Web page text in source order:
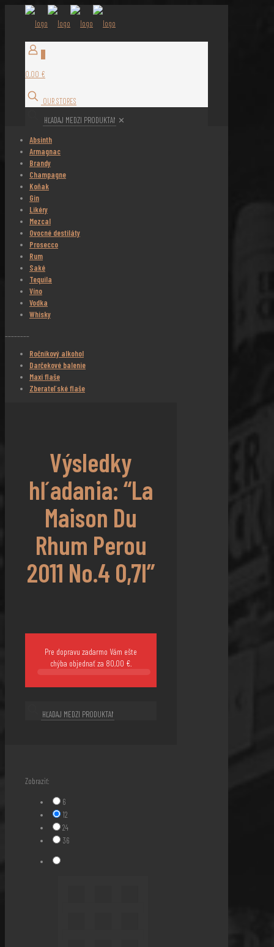
0,00 €
OUR STORES
✕
Absinth
Armagnac
Brandy
Champagne
Koňak
Gin
Likéry
Mezcal
Ovocné destiláty
Prosecco
Rum
Saké
Tequila
Víno
Vodka
Whisky
Ročníkový alkohol
Darčekové balenie
Maxi flaše
Zberateľské flaše
Výsledky
hľadania: “La
Maison Du
Rhum Perou
2011 No.4 0,7l”
Pre dopravu zadarmo Vám ešte
chýba objednať za 80,00 €.
Zobraziť:
6
12
24
36